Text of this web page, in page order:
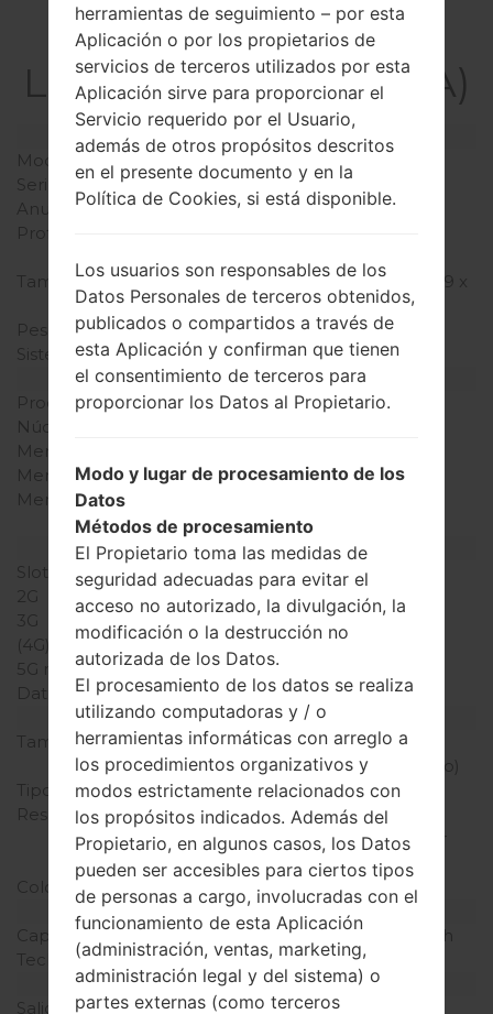
La especificación
LGGB190A(LGGB190A)
Modelo y sus características
Modelo
LGGB190A
Serie
LG Others
Anunciado
Octubre, 2009
Profundidad
Tamaño (dimensiones)
104 x 46 milímetros (4.09 x
1.81 pulgadas)
Peso
76 gramos (2.68 onzas)
Sistema de operación
-
Hardware
Procesador
-
Núcleos de UCP
Memoria RAM
Memoria interna
-
Memoria externa
(ranura dedicada)
Red y Datos
Slot de tarjeta
1 Mini-SIM
2G
GSM 850/1900 MHz
3G
-
(4G) LTE
-
5G network
-
Datos
GPRS
Pantalla
Tamaño de la pantalla
1.5 pulgadas (~15.2%
relación pantalla-cuerpo)
Tipo de Pantalla
TFT
Resolución de Pantalla
128 x 128 píxeles (~121
densidad de píxeles por
pulgada)
Colores de pantalla
65K colores
Batería y Teclado
Capacidad de batería
Extraíble Li-Ion 950 mAh
Teclado físico
Sí
Interfaces
Salida de audio
-
herramientas de seguimiento – por esta
Aplicación o por los propietarios de
servicios de terceros utilizados por esta
Aplicación sirve para proporcionar el
Servicio requerido por el Usuario,
además de otros propósitos descritos
en el presente documento y en la
Política de Cookies, si está disponible.
Los usuarios son responsables de los
Datos Personales de terceros obtenidos,
publicados o compartidos a través de
esta Aplicación y confirman que tienen
el consentimiento de terceros para
proporcionar los Datos al Propietario.
Modo y lugar de procesamiento de los
Datos
Métodos de procesamiento
El Propietario toma las medidas de
seguridad adecuadas para evitar el
acceso no autorizado, la divulgación, la
modificación o la destrucción no
autorizada de los Datos.
El procesamiento de los datos se realiza
utilizando computadoras y / o
herramientas informáticas con arreglo a
los procedimientos organizativos y
modos estrictamente relacionados con
los propósitos indicados. Además del
Propietario, en algunos casos, los Datos
pueden ser accesibles para ciertos tipos
de personas a cargo, involucradas con el
funcionamiento de esta Aplicación
(administración, ventas, marketing,
administración legal y del sistema) o
partes externas (como terceros